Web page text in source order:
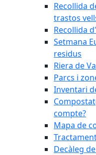
Recollida
trastos
Recollida
Setmana
residus
Riera de
Parcs i
Inventari
compte?
Mapa de
Decàleg